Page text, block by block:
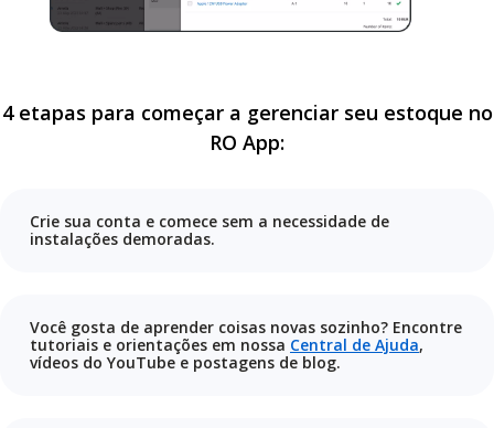
4 etapas para começar a gerenciar seu estoque no
RO App:
Crie sua conta e comece sem a necessidade de
instalações demoradas.
Você gosta de aprender coisas novas sozinho? Encontre
tutoriais e orientações em nossa Central de Ajuda,
vídeos do YouTube e postagens de blog.